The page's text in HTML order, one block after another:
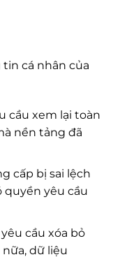
cá nhân của
cầu xem lại toàn
nền tảng đã
cấp bị sai lệch
quyền yêu cầu
cầu xóa bỏ
dữ liệu